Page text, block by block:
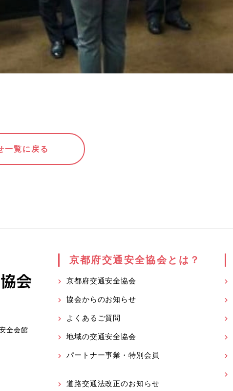
一覧に戻る
全会館
京都府交通安全協会とは？
京都府交通安全協会
協会からのお知らせ
よくあるご質問
地域の交通安全協会
パートナー事業・特別会員
道路交通法改正のお知らせ